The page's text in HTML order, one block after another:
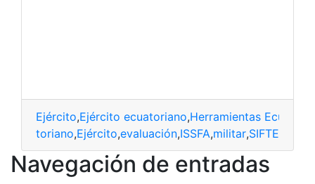
Ejército,Ejército ecuatoriano,Herramientas Ecuador
ecuatoriano,Ejército,evaluación,ISSFA,militar,SIFTE
Navegación de entradas